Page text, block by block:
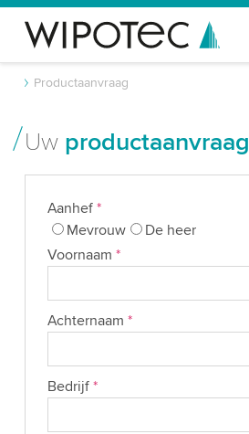
Productaanvraag
Uw productaanvraag
Aanhef *
Mevrouw
De heer
Voornaam *
Achternaam *
Bedrijf *